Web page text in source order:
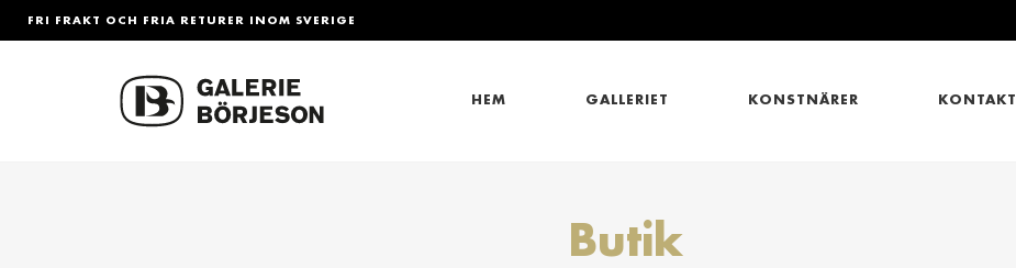
FRI FRAKT OCH FRIA RETURER INOM SVERIGE
HEM GALLERIET KONSTNÄRER KONTAKT
Butik